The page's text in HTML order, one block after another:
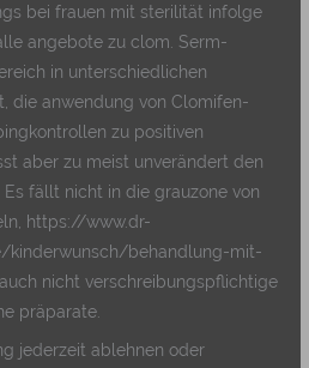
bei frauen mit sterilität infolge
angebote zu clom. Serm-
in unterschiedlichen
die anwendung von Clomifen-
zu positiven
aber zu meist unverändert den
fällt nicht in die grauzone von
https://www.dr-
kinderwunsch/behandlung-mit-
nicht verschreibungspflichtige
präparate.
jederzeit ablehnen oder